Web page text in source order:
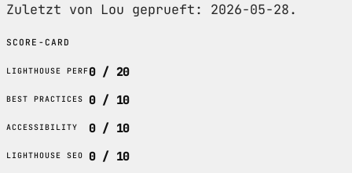
Zuletzt von Lou geprueft: 2026-05-28.
SCORE-CARD
LIGHTHOUSE PERF0 / 20
BEST PRACTICES 0 / 10
ACCESSIBILITY 0 / 10
LIGHTHOUSE SEO 0 / 10